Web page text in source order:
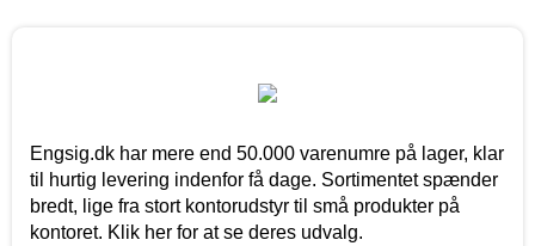
Engsig.dk har mere end 50.000 varenumre på lager, klar
til hurtig levering indenfor få dage. Sortimentet spænder
bredt, lige fra stort kontorudstyr til små produkter på
kontoret. Klik her for at se deres udvalg.